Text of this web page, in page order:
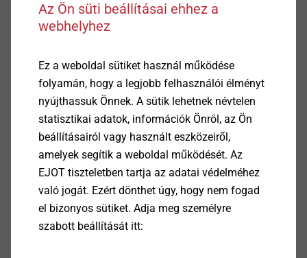
Önfúró csavarok
JT3-D-12H-5,5/6,3
Termék megtekintése
Az Ön süti beállításai ehhez a
webhelyhez
Ez a weboldal sütiket használ működése
folyamán, hogy a legjobb felhasználói élményt
nyújthassuk Önnek. A sütik lehetnek névtelen
statisztikai adatok, információk Önröl, az Ön
beállításairól vagy használt eszközeiről,
amelyek segítik a weboldal működését. Az
EJOT tiszteletben tartja az adatai védelméhez
való jogát. Ezért dönthet úgy, hogy nem fogad
el bizonyos sütiket. Adja meg személyre
szabott beállítását itt: